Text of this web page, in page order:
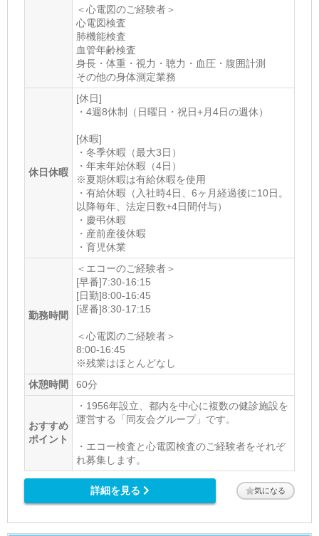
＜心電図のご経験者＞
心電図検査
肺機能検査
血管年齢検査
身長・体重・視力・聴力・血圧・腹囲計測
その他の身体測定業務
休日休暇
[休日]
・4週8休制（日曜日・祝日+月4日の週休）
[休暇]
・冬季休暇（最大3日）
・年末年始休暇（4日）
※夏期休暇は有給休暇を使用
・有給休暇（入社時4日、6ヶ月経過後に10日。
以降毎年、法定日数+4日間付与）
・慶弔休暇
・産前産後休暇
・育児休業
勤務時間
＜エコーのご経験者＞
[早番]7:30-16:15
[日勤]8:00-16:45
[遅番]8:30-17:15
＜心電図のご経験者＞
8:00-16:45
※残業はほとんどなし
休憩時間
60分
おすすめ
ポイント
・1956年設立、都内を中心に複数の健診施設を
運営する「同友会グループ」です。
・エコー検査と心電図検査のご経験者をそれぞ
れ募集します。
詳細を見る 気になる